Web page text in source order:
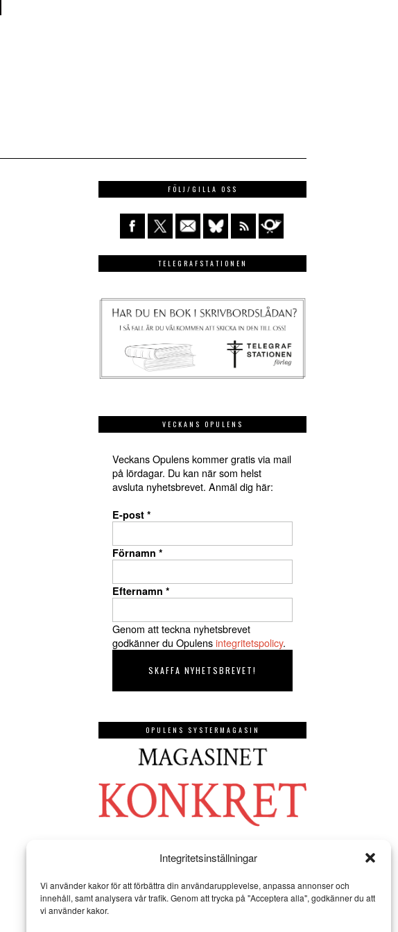
Integritetsinställningar
Vi använder kakor för att förbättra din användarupplevelse, anpassa annonser och
innehåll, samt analysera vår trafik. Genom att trycka på "Acceptera alla", godkänner du att
vi använder kakor.
FÖLJ/GILLA OSS
TELEGRAFSTATIONEN
VECKANS OPULENS
Veckans Opulens kommer gratis via mail
på lördagar. Du kan när som helst
avsluta nyhetsbrevet. Anmäl dig här:
E-post *
Förnamn *
Efternamn *
Genom att teckna nyhetsbrevet
godkänner du Opulensintegritetspolicy.
OPULENS SYSTERMAGASIN